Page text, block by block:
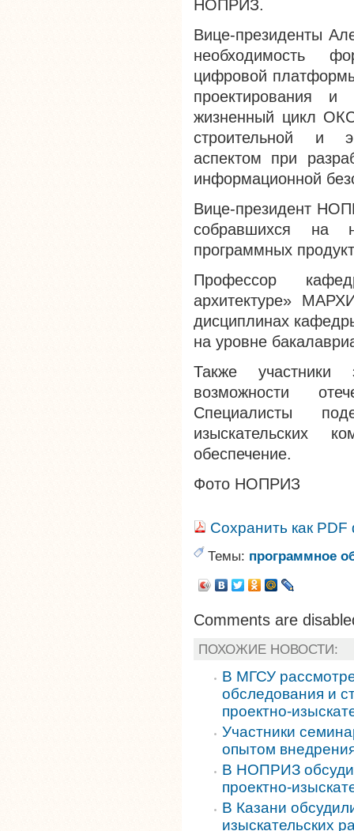
НОПРИЗ.
Вице-президенты
необходимость
цифровой платформы
проектирования и
жизненный цикл
строительной и
аспектом при
информационной
Вице-президент
собравшихся на
программных
Профессор
архитектуре»
дисциплинах
на уровне
Также участники
возможности
Специалисты
изыскательских
обеспечение.
Фото НОПРИЗ
Сохранить как
Темы: программное
Comments are
ПОХОЖИЕ НОВОСТИ:
В МГСУ
обследования и
проектно-
Участники
опытом
В НОПРИЗ
проектно-
В Казани
изыскательских